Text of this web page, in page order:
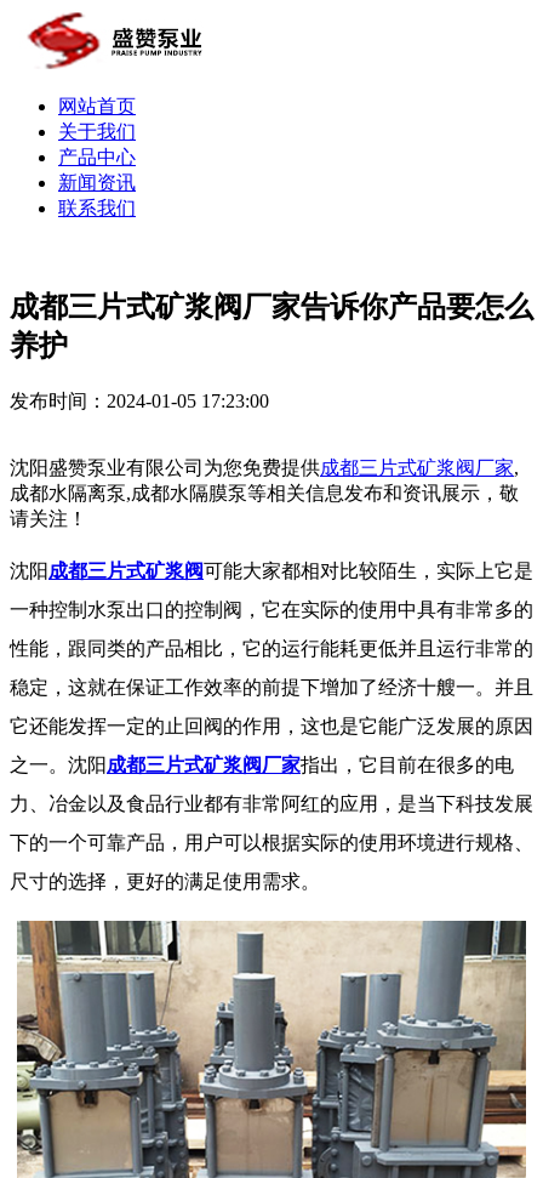
网站首页
关于我们
产品中心
新闻资讯
联系我们
成都三片式矿浆阀厂家告诉你产品要怎么
养护
发布时间：2024-01-05 17:23:00
沈阳盛赞泵业有限公司为您免费提供成都三片式矿浆阀厂家,
成都水隔离泵,成都水隔膜泵等相关信息发布和资讯展示，敬
请关注！
沈阳成都三片式矿浆阀可能大家都相对比较陌生，实际上它是
一种控制水泵出口的控制阀，它在实际的使用中具有非常多的
性能，跟同类的产品相比，它的运行能耗更低并且运行非常的
稳定，这就在保证工作效率的前提下增加了经济十艘一。并且
它还能发挥一定的止回阀的作用，这也是它能广泛发展的原因
之一。沈阳成都三片式矿浆阀厂家指出，它目前在很多的电
力、冶金以及食品行业都有非常阿红的应用，是当下科技发展
下的一个可靠产品，用户可以根据实际的使用环境进行规格、
尺寸的选择，更好的满足使用需求。